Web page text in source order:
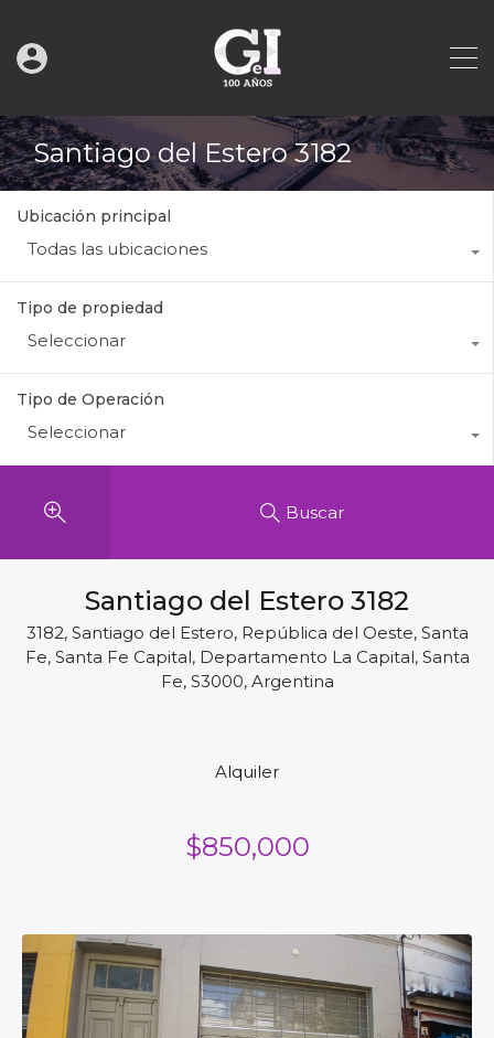
Santiago del Estero 3182
Ubicación principal
Todas las ubicaciones
Tipo de propiedad
Seleccionar
Tipo de Operación
Seleccionar
Buscar
Santiago del Estero 3182
3182, Santiago del Estero, República del Oeste, Santa
Fe, Santa Fe Capital, Departamento La Capital, Santa
Fe, S3000, Argentina
Alquiler
$850,000